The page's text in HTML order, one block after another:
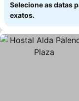
Selecione as datas
exatos.